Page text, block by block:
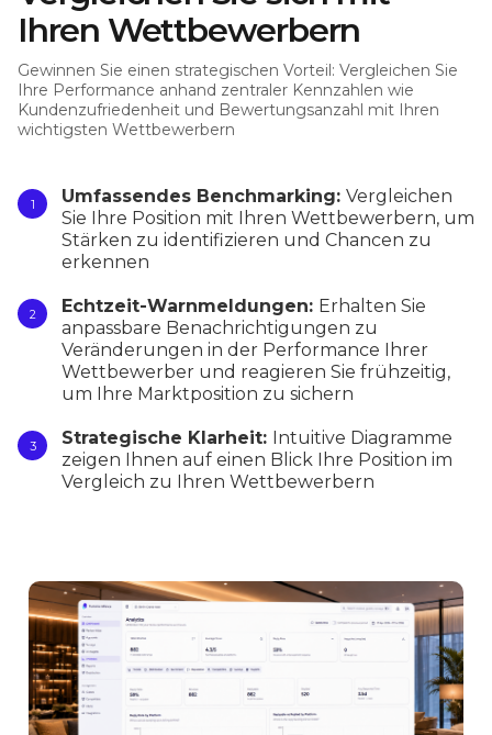
Ihren Wettbewerbern
Gewinnen Sie einen strategischen Vorteil: Vergleichen Sie
Ihre Performance anhand zentraler Kennzahlen wie
Kundenzufriedenheit und Bewertungsanzahl mit Ihren
wichtigsten Wettbewerbern
Umfassendes Benchmarking: Vergleichen
Sie Ihre Position mit Ihren Wettbewerbern, um
Stärken zu identifizieren und Chancen zu
erkennen
Echtzeit-Warnmeldungen: Erhalten Sie
anpassbare Benachrichtigungen zu
Veränderungen in der Performance Ihrer
Wettbewerber und reagieren Sie frühzeitig,
um Ihre Marktposition zu sichern
Strategische Klarheit: Intuitive Diagramme
zeigen Ihnen auf einen Blick Ihre Position im
Vergleich zu Ihren Wettbewerbern